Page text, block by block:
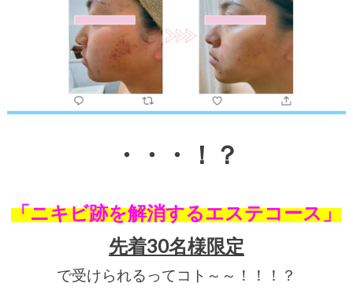
・・・！？
「ニキビ跡を解消するエステコース」
先着30名様限定
で受けられるってコト～～！！！？